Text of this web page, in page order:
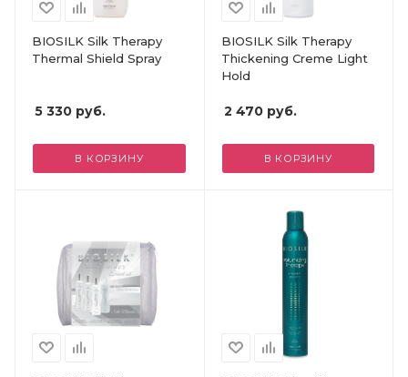
BIOSILK Silk Therapy
Thermal Shield Spray
5 330 руб.
В КОРЗИНУ
BIOSILK Silk Therapy
Thickening Creme Light
Hold
2 470руб.
В КОРЗИНУ